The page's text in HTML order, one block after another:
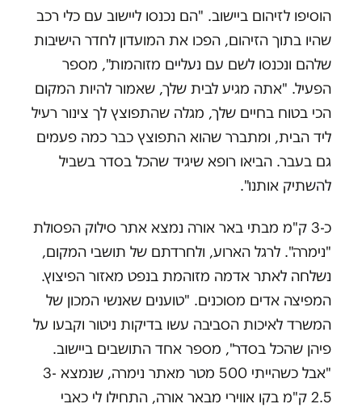
הוסיפו לזיהום ביישוב. "הם נכנסו ליישוב עם כלי רכב
שהיו בתוך הזיהום, הפכו את המועדון לחדר הישיבות
שלהם ונכנסו לשם עם נעליים מזוהמות", מספר
הפעיל. "אתה מגיע לבית שלך, שאמור להיות המקום
הכי בטוח בחיים שלך, מגלה שהתפוצץ לך צינור רעיל
ליד הבית, ומתברר שהוא התפוצץ כבר כמה פעמים
גם בעבר. הביאו רופא שיגיד שהכל בסדר בשביל
להשתיק אותנו".
כ-3 ק"מ מבתי באר אורה נמצא אתר סילוק הפסולת
"נימרה". לרגל הארוע, ולחרדתם של תושבי המקום,
נשלחה לאתר אדמה מזוהמת בנפט מאזור הפיצוץ.
המפיצה אדים מסוכנים. "טוענים שאנשי המכון של
המשרד לאיכות הסביבה עשו בדיקות ניטור וקבעו על
פיהן שהכל בסדר", מספר אחד התושבים ביישוב.
"אבל כשהייתי 500 מטר מאתר נימרה, שנמצא 3-
2.5 ק"מ בקו אווירי מבאר אורה, התחילו לי כאבי